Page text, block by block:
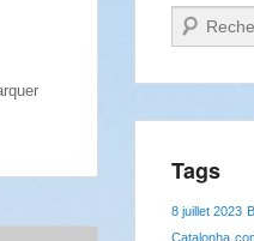
Recherche
Tags
8 juillet 2023
Catalonha